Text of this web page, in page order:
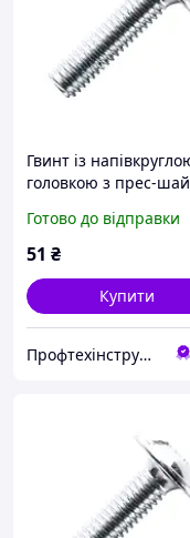
Гвинт із
головкою з прес-
міцний. 4.8 цинк білий
(пач. 50 шт.)
Готово до відправки
51 ₴
Купити
Профтехінструмент